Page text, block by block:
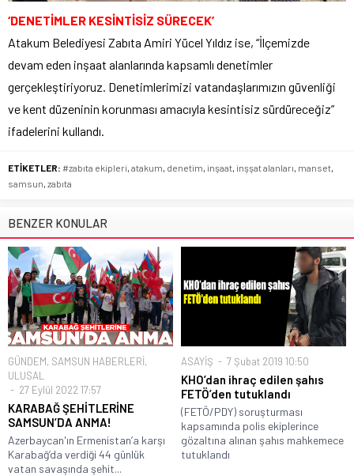
‘DENETİMLER KESİNTİSİZ SÜRECEK’
Atakum Belediyesi Zabıta Amiri Yücel Yıldız ise, “İlçemizde
devam eden inşaat alanlarında kapsamlı denetimler
gerçekleştiriyoruz. Denetimlerimizi vatandaşlarımızın güvenliği
ve kent düzeninin korunması amacıyla kesintisiz sürdüreceğiz”
ifadelerini kullandı.
ETİKETLER: #zabıta ekipleri, atakum, denetim, inşaat, inşşat alanları, manset,
samsun, zabıta
BENZER KONULAR
GÜNDEM, SAMSUN HABERLERİ,
ULUSAL
27 Eylül 2022 17:57
KARABAĞ ŞEHİTLERİNE
SAMSUN’DA ANMA!
Azerbaycan'ın Ermenistan’a karşı
Karabağ’da verdiği 44 günlük
vatan savaşında şehit...
ASAYİŞ 7 Şubat 2019 10:50
KHO’dan ihraç edilen şahıs
FETÖ’den tutuklandı
(FETÖ/PDY) soruşturması
kapsamında polis ekiplerince
gözaltına alınan şahıs mahkemece
tutuklandı